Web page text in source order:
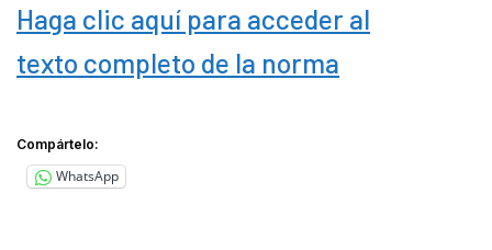
Haga clic aquí para acceder al
texto completo de la norma
Compártelo:
WhatsApp